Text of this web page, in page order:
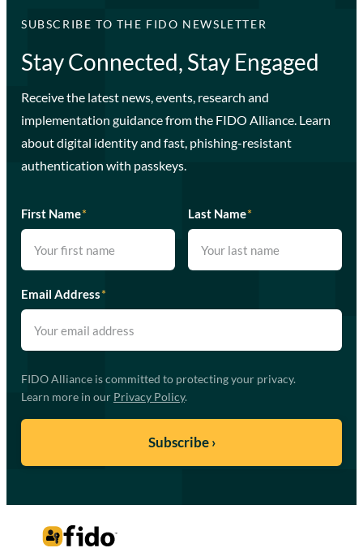
SUBSCRIBE TO THE FIDO NEWSLETTER
Stay Connected, Stay Engaged
Receive the latest news, events, research and
implementation guidance from the FIDO Alliance. Learn
about digital identity and fast, phishing-resistant
authentication with passkeys.
First Name* Last Name*
Email Address*
FIDO Alliance is committed to protecting your privacy.
Learn more in our Privacy Policy.